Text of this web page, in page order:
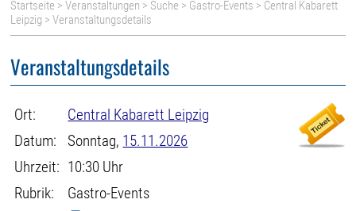
Startseite >Veranstaltungen > Suche > Gastro-Events > Central Kabarett
Leipzig > Veranstaltungsdetails
Veranstaltungsdetails
Ort:
Central Kabarett Leipzig
Datum:
Sonntag, 15.11.2026
Uhrzeit: 10:30 Uhr
Rubrik:
Gastro-Events